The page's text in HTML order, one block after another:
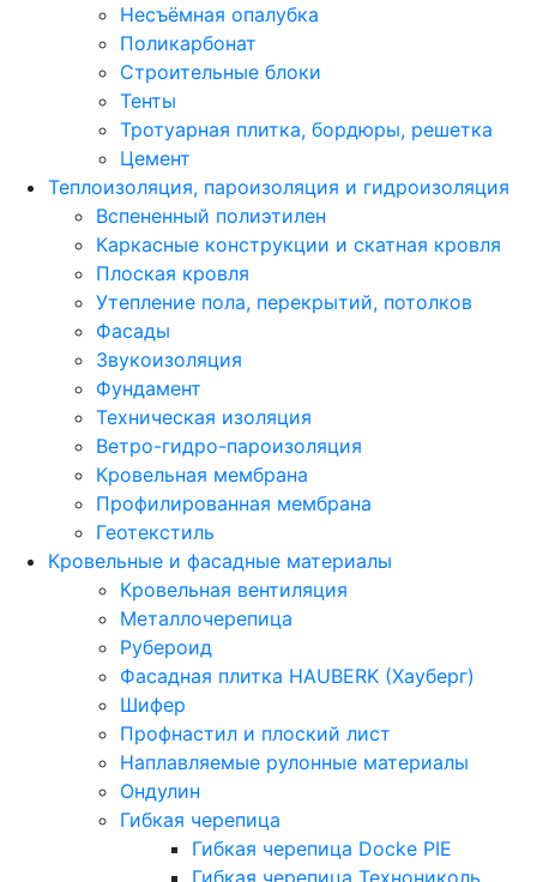
Несъёмная опалубка
Поликарбонат
Строительные блоки
Тенты
Тротуарная плитка, бордюры, решетка
Цемент
Теплоизоляция, пароизоляция и гидроизоляция
Вспененный полиэтилен
Каркасные конструкции и скатная кровля
Плоская кровля
Утепление пола, перекрытий, потолков
Фасады
Звукоизоляция
Фундамент
Техническая изоляция
Ветро-гидро-пароизоляция
Кровельная мембрана
Профилированная мембрана
Геотекстиль
Кровельные и фасадные материалы
Кровельная вентиляция
Металлочерепица
Рубероид
Фасадная плитка HAUBERK (Хауберг)
Шифер
Профнастил и плоский лист
Наплавляемые рулонные материалы
Ондулин
Гибкая черепица
Гибкая черепица Docke PIE